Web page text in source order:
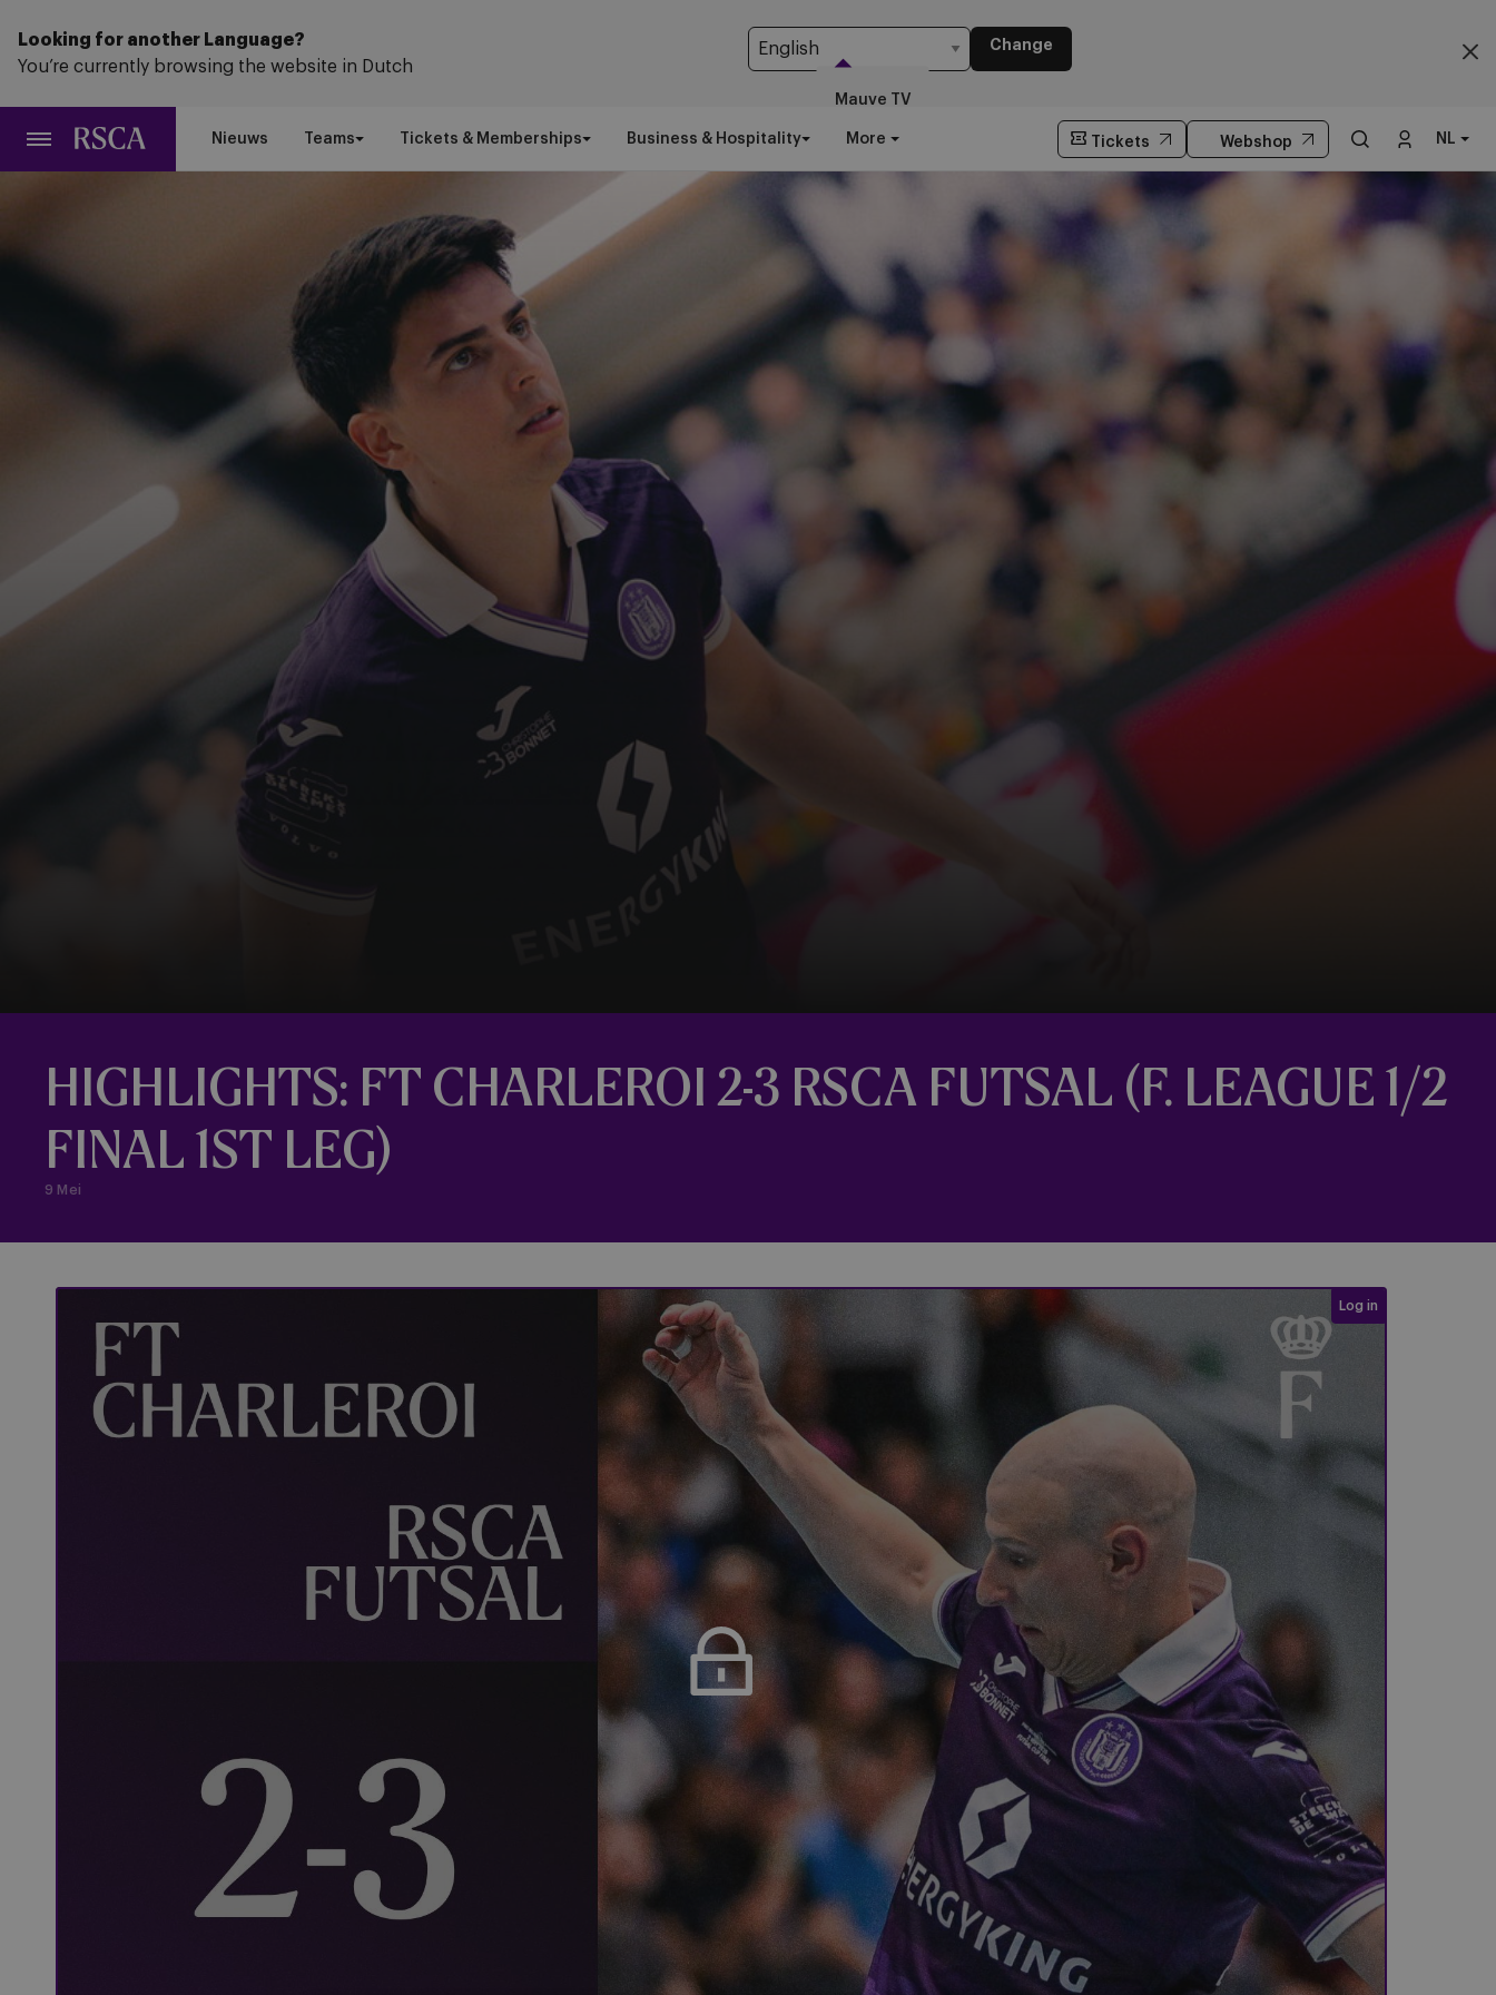
naar
hoofdinhoud
Looking for another Language?
You’re currently browsing the website in Dutch
Change
Nieuws Teams Tickets & Memberships Business & Hospitality More
Mauve TV
Tickets Webshop NL
HIGHLIGHTS: FT CHARLEROI 2-3 RSCA FUTSAL (F. LEAGUE 1/2
FINAL 1ST LEG)
9 Mei
FT Charleroi - RSCA Futsal
Login required
Log in